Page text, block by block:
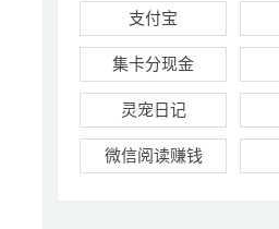
支付宝
集卡分现金
灵宠日记
微信阅读赚钱